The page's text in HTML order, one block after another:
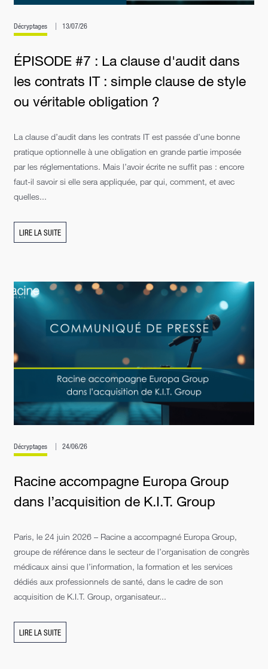
Décryptages 13/07/26
ÉPISODE #7 : La clause d'audit dans
les contrats IT : simple clause de style
ou véritable obligation ?
La clause d’audit dans les contrats IT est passée d’une bonne
pratique optionnelle à une obligation en grande partie imposée
par les réglementations. Mais l’avoir écrite ne suffit pas : encore
faut-il savoir si elle sera appliquée, par qui, comment, et avec
quelles...
LIRE LA SUITE
Décryptages 24/06/26
Racine accompagne Europa Group
dans l’acquisition de K.I.T. Group
Paris, le 24 juin 2026 – Racine a accompagné Europa Group,
groupe de référence dans le secteur de l’organisation de congrès
médicaux ainsi que l’information, la formation et les services
dédiés aux professionnels de santé, dans le cadre de son
acquisition de K.I.T. Group, organisateur...
LIRE LA SUITE